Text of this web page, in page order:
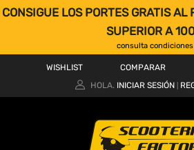
CONSIGUE LOS PORTES GRATIS
SUPERIOR A
consulta condiciones
WISHLIST COMPARAR
HOLA. INICIAR SESIÓN